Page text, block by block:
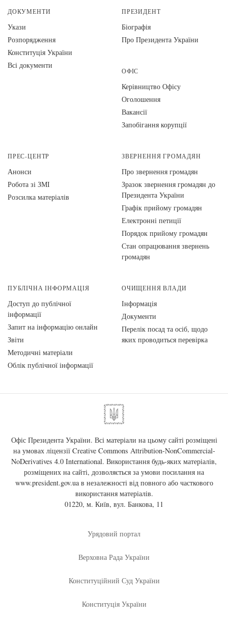
ДОКУМЕНТИ
Укази
Розпорядження
Конституція України
Всі документи
ПРЕЗИДЕНТ
Біографія
Про Президента України
ОФІС
Керівництво Офісу
Оголошення
Вакансії
Запобігання корупції
ПРЕС-ЦЕНТР
Анонси
Робота зі ЗМІ
Розсилка матеріалів
ЗВЕРНЕННЯ ГРОМАДЯН
Про звернення громадян
Зразок звернення громадян до
Президента України
Графік прийому громадян
Електронні петиції
Порядок прийому громадян
Стан опрацювання звернень
громадян
ПУБЛІЧНА ІНФОРМАЦІЯ
Доступ до публічної
інформації
Запит на інформацію онлайн
Звіти
Методичні матеріали
Облік публічної інформації
ОЧИЩЕННЯ ВЛАДИ
Інформація
Документи
Перелік посад та осіб, щодо
яких проводиться перевірка
Офіс Президента України. Всі матеріали на цьому сайті розміщені
на умовах ліцензії Creative Commons Attribution-NonCommercial-
NoDerivatives 4.0 International. Використання будь-яких матеріалів,
розміщених на сайті, дозволяється за умови посилання на
www.president.gov.uaв незалежності від повного або часткового
використання матеріалів.
01220, м. Київ, вул. Банкова, 11
Урядовий портал
Верховна Рада України
Конституційний Суд України
Конституція України